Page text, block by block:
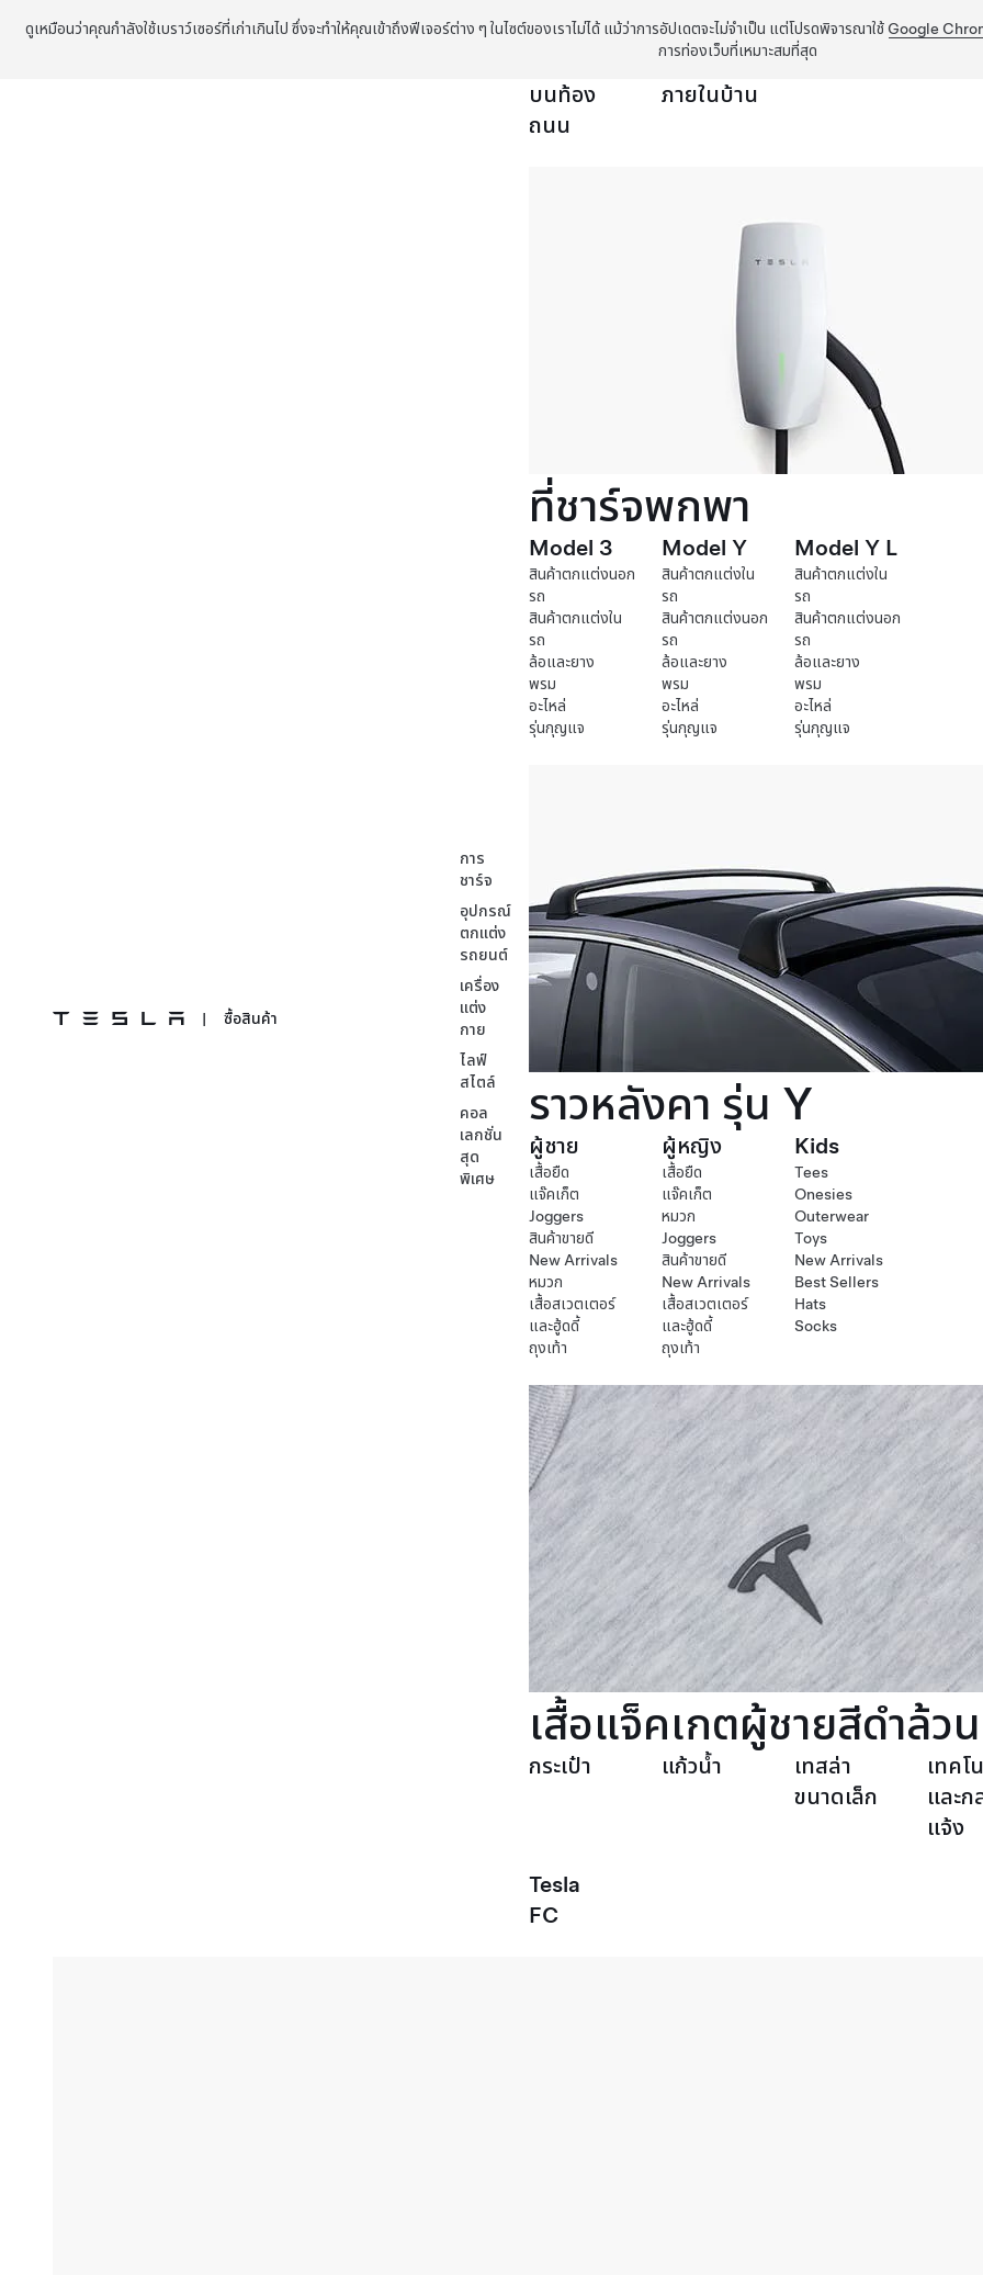
ดูเหมือนว่าคุณกำลังใช้เบราว์เซอร์ที่เก่าเกินไป ซึ่งจะทำให้คุณเข้าถึงฟีเจอร์ต่าง ๆ ในไซต์ของเราไม่ได้ แม้ว่าการอัปเดตจะไม่จำเป็น แต่โปรดพิจารณาใช้ Google
การท่องเว็บที่เหมาะสมที่สุด
| ซื้อสินค้า
การ
ชาร์จ
อุปกรณ์
ตกแต่ง
รถยนต์
เครื่อง
แต่ง
กาย
ไลฟ์
สไตล์
คอล
เลกชั่น
สุด
พิเศษ
บนท้อง
ถนน
ภายในบ้าน
ที่ชาร์จพกพา
Model 3
สินค้าตกแต่งนอก
รถ
สินค้าตกแต่งใน
รถ
ล้อและยาง
พรม
อะไหล่
รุ่นกุญแจ
Model Y
สินค้าตกแต่งใน
รถ
สินค้าตกแต่งนอก
รถ
ล้อและยาง
พรม
อะไหล่
รุ่นกุญแจ
Model Y L
สินค้าตกแต่งใน
รถ
สินค้าตกแต่งนอก
รถ
ล้อและยาง
พรม
อะไหล่
รุ่นกุญแจ
ราวหลังคา รุ่น Y
ผู้ชาย
เสื้อยืด
แจ๊คเก็ต
Joggers
สินค้าขายดี
New Arrivals
หมวก
เสื้อสเวตเตอร์
และฮู้ดดี้
ถุงเท้า
ผู้หญิง
เสื้อยืด
แจ๊คเก็ต
หมวก
Joggers
สินค้าขายดี
New Arrivals
เสื้อสเวตเตอร์
และฮู้ดดี้
ถุงเท้า
Kids
Tees
Onesies
Outerwear
Toys
New Arrivals
Best Sellers
Hats
Socks
เสื้อแจ็คเกตผู้ชายสีดำล้วน
กระเป๋า แก้วน้ำ
เทสล่า
ขนาดเล็ก
เทคโ
และก
แจ้ง
Tesla
FC